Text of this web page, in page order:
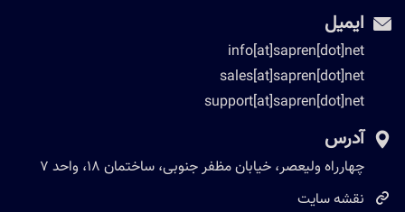
ایمیل
info[at]sapren[dot]net
sales[at]sapren[dot]net
support[at]sapren[dot]net
آدرس
چهارراه ولیعصر، خیابان مظفر جنوبی، ساختمان 18، واحد 7
نقشه سایت